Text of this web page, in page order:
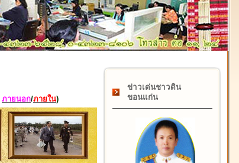
๑๗ กุมภาพันธ์ "วันคล้ายวันสถา
ภายนอก/ภายใน)
ข่าวเด่นชาวดิน
ขอนแก่น